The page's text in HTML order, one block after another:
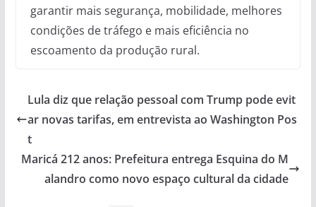
garantir mais segurança, mobilidade, melhores
condições de tráfego e mais eficiência no
escoamento da produção rural.
Lula diz que relação pessoal com Trump pode evit
ar novas tarifas, em entrevista ao Washington Pos
t
Maricá 212 anos: Prefeitura entrega Esquina do M
alandro como novo espaço cultural da cidade